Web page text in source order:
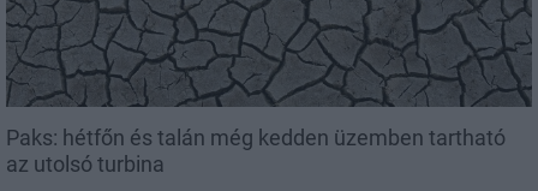
Paks: hétfőn és talán még kedden üzemben tartható
az utolsó turbina